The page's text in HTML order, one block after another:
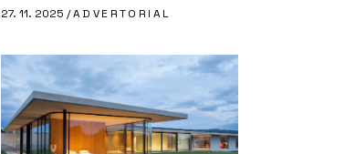
27. 11. 2025 /ADVERTORIAL